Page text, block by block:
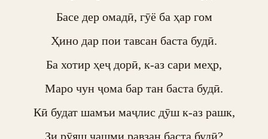
Басе дер омадӣ, гӯё ба ҳар гом
Ҳино дар пои тавсан баста будӣ.
Ба хотир ҳеҷ дорӣ, к-аз сари меҳр,
Маро чун ҷома бар тан баста будӣ.
Кӣ будат шамъи маҷлис дӯш к-аз рашк,
Зи рӯяш чашми равзан баста будӣ?